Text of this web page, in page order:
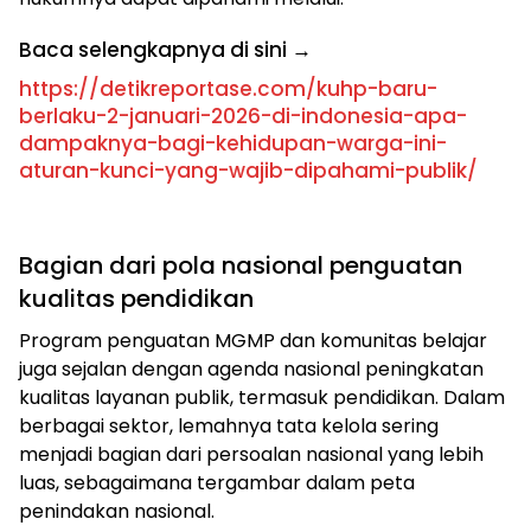
Baca selengkapnya di sini →
https://detikreportase.com/kuhp-baru-
berlaku-2-januari-2026-di-indonesia-apa-
dampaknya-bagi-kehidupan-warga-ini-
aturan-kunci-yang-wajib-dipahami-publik/
Bagian dari pola nasional penguatan
kualitas pendidikan
Program penguatan MGMP dan komunitas belajar
juga sejalan dengan agenda nasional peningkatan
kualitas layanan publik, termasuk pendidikan. Dalam
berbagai sektor, lemahnya tata kelola sering
menjadi bagian dari persoalan nasional yang lebih
luas, sebagaimana tergambar dalam peta
penindakan nasional.